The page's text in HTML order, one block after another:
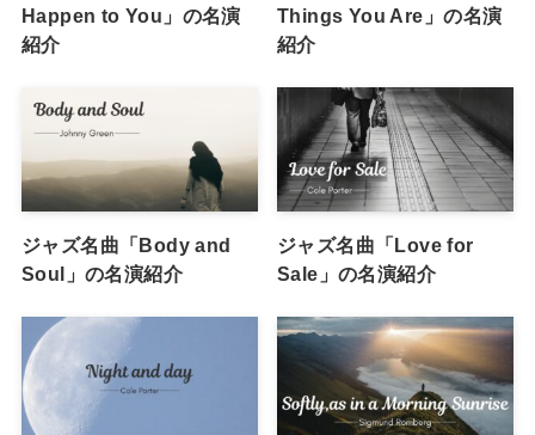
Happen to You」の名演
紹介
Things You Are」の名演
紹介
ジャズ名曲「Body and
Soul」の名演紹介
ジャズ名曲「Love for
Sale」の名演紹介